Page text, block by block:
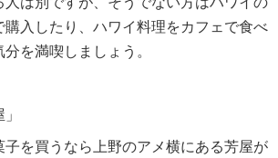
購入したり、ハワイ料理をカフェで食べ
を満喫しましょう。
子を買うなら上野のアメ横にある芳屋が